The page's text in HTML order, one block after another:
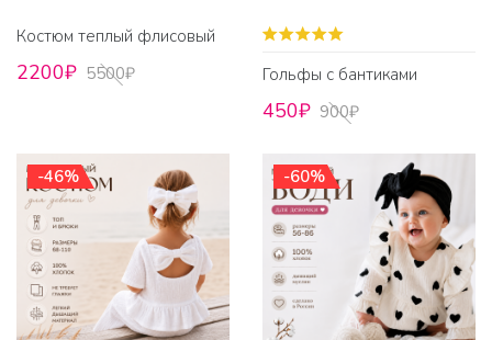
Костюм теплый флисовый
2200₽ 5500₽ Гольфы с бантиками
450₽ 900₽
-46% -60%